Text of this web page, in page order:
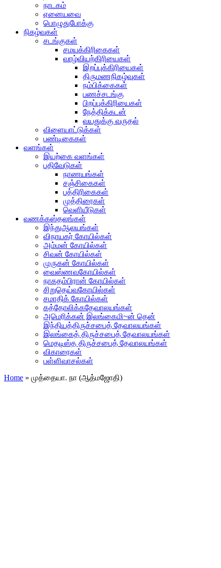
நாடகம்
ஏனையவை
பொழுதுபோக்கு
நிகழ்வுகள்
சடங்குகள்
சமயக்கிரிகைகள்
வாழ்வியற்கிரியைகள்
இறப்புக்கிரியைகள்
திருமணநிகழ்வுகள்
நம்பிக்கைகள்
பணச்சடங்கு
பிறப்புக்கிரியைகள்
நேத்திக்கடன்
வயதுக்கு வருதல்
விளையாட்டுக்கள்
பண்டிகைகள்
வளங்கள்
இயற்கை வளங்கள்
பதிவேடுகள்
நாணயங்கள்
சஞ்சிகைகள்
பத்திரிகைகள்
முத்திரைகள்
வெளியீடுகள்
வணக்கஸ்தலங்கள்
இந்துஆலயங்கள்
விநாயகர் கோயில்கள்
அம்மன் கோயில்கள்
சிவன் கோயில்கள்
முருகன் கோயில்கள்
வைஸ்ணவகோயில்கள்
நாகதம்பிரான் கோயில்கள்
சிறுதெய்வகோயில்கள்
சமாதிக் கோயில்கள்
கத்தோலிக்கதேவாலயங்கள்
அமெரிக்கன் இலங்கைமி~ன் தென்
இந்தியத்திருச்சபைத் தேவாலயங்கள்
இலங்கைத் திருச்சபைத் தேவாலயங்கள்
மெதடிஸ்த திருச்சபைத் தேவாலயங்கள்
விகாரைகள்
பள்ளிவாசல்கள்
Home » முத்தையா. நா (ஆத்மஜோதி)